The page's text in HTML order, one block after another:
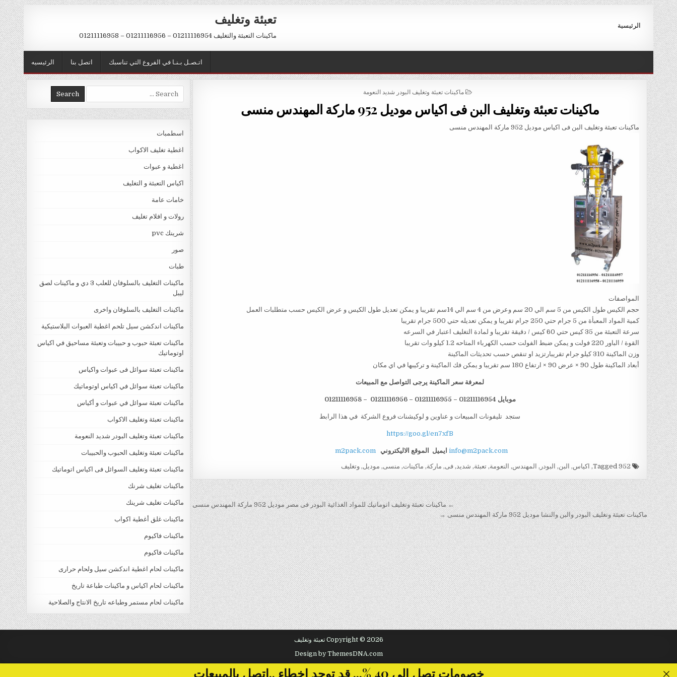
Skip
to
content
تعبئة وتغليف
ماكينات التعبئة والتغليف 01211116954 – 01211116956 – 01211116958
الرئيسية
الرئيسيه اتصل بنا اتـصـل بـنـا في الفروع التي تناسبك
POSTED
ماكينات تعبئة وتغليف البودر شديد النعومة
ماكينات تعبئة وتغليف البن فى اكياس موديل 952 ماركة المهندس منسى
ماكينات تعبئة وتغليف البن فى اكياس موديل 952 ماركة المهندس منسى
المواصفات
حجم الكيس طول الكيس من 5 سم الي 20 سم وعرض من 4 سم الي 14سم تقريبا و يمكن تعديل طول الكيس و عرض الكيس حسب متطلبات العمل
كمية المواد المعبأة من 5 جرام حتي 250 جرام تقريبا و يمكن تعديله حتي 500 جرام تقريبا
سرعة التعبئة من 35 كيس حتي 60 كيس / دقيقة تقريبا و لمادة التغليف اعتبار في السرعه
القوة / الباور 220 فولت و يمكن ضبط الفولت حسب الكهرباء المتاحه 1.2 كيلو وات تقريبا
وزن الماكينة 310 كيلو جرام تقريبارتزيد او تنقص حسب تحديثات الماكينة
أبعاد الماكينة طول 90 × عرض 90 × ارتفاع 180 سم تقريبا و يمكن فك الماكينة و تركيبها في اي مكان
لمعرفة سعر الماكينة يرجى التواصل مع المبيعات
موبايل 01211116954 – 01211116955 – 01211116956 – 01211116958
ستجد تليفونات المبيعات و عناوين و لوكيشنات فروع الشركة في هذا الرابط
https://goo.gl/en7xfB
info@m2pack.comايميل الموقع الاليكتروني m2pack.com
952
, اكياس, البن, البودر , المهندس, النعومة,تعبئة, شديد,فى, ماركة, ماكينات, منسى, موديل,وتغليف
تصفّح
المقالات
← ماكينات تعبئة وتغليف اتوماتيك للمواد الغذائية البودر فى مصر موديل 952 ماركة المهندس منسى
ماكينات تعبئة وتغليف البودر والبن والنشا موديل 952 ماركة المهندس منسى →
Search
for:
اسطمبات
اغطية تغليف الاكواب
اغطية و عبوات
اكياس التعبئة و التغليف
خامات عامة
رولات و افلام تغليف
شرينك pvc
صور
طبات
ماكينات التغليف بالسلوفان للعلب 3 دي و ماكينات لصق
ليبل
ماكينات التغليف بالسلوفان واخرى
ماكينات اندكشن سيل تلحم اغطية العبوات البلاستيكية
ماكينات تعبئة حبوب و حبيبات وتعبئة مساحيق في اكياس
اوتوماتيك
ماكينات تعبئة سوائل فى عبوات واكياس
ماكينات تعبئة سوائل في اكياس اوتوماتيك
ماكينات تعبئة سوائل في عبوات و أكياس
ماكينات تعبئة وتغليف الاكواب
ماكينات تعبئة وتغليف البودر شديد النعومة
ماكينات تعبئة وتغليف الحبوب والحبيبات
ماكينات تعبئة وتغليف السوائل فى اكياس اتوماتيك
ماكينات تغليف شرنك
ماكينات تغليف شرينك
ماكينات غلق أغطية اكواب
ماكينات فاكيوم
ماكينات فاكيوم
ماكينات لحام اغطية اندكشن سيل ولحام حرارى
ماكينات لحام اكياس و ماكينات طباعة تاريخ
ماكينات لحام مستمر وطباعه تاريخ الانتاج والصلاحية
Copyright © 2026 تعبئة وتغليف
Design by ThemesDNA.com
خصومات تصل الى 40 %... قد توجد اخطاء ..اتصل بالمبيعات